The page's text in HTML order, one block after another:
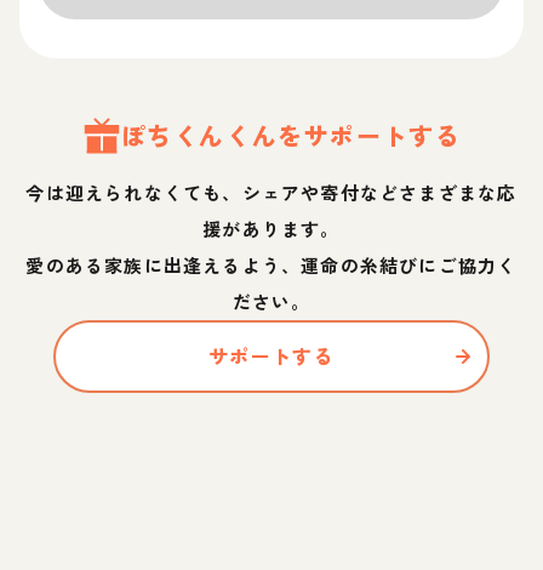
ぽちくん くんをサポートする
今は迎えられなくても、シェアや寄付などさまざまな応
援があります。
愛のある家族に出逢えるよう、運命の糸結びにご協力く
ださい。
サポートする